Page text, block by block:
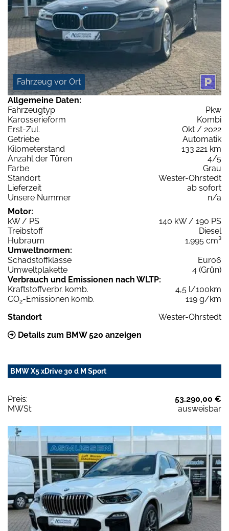
Fahrzeug vor Ort
Allgemeine Daten:
Fahrzeugtyp
Pkw
Karosserieform
Kombi
Erst-Zul.
Okt / 2022
Getriebe
Automatik
Kilometerstand
133.221 km
Anzahl der Türen
4/5
Farbe
Grau
Standort
Wester-Ohrstedt
Lieferzeit
ab sofort
Unsere Nummer
n/a
Motor:
kW / PS
140 kW / 190 PS
Treibstoff
Diesel
Hubraum
1.995 cm³
Umweltnormen:
Schadstoffklasse
Euro6
Umweltplakette
4 (Grün)
Verbrauch und Emissionen nach WLTP:
Kraftstoffverbr. komb.
4,5 l/100km
CO2-Emissionen komb.
119 g/km
Standort
Wester-Ohrstedt
Details zum BMW 520 anzeigen
BMW X5 xDrive 30 d M Sport
Preis:
53.290,00 €
MWSt:
ausweisbar